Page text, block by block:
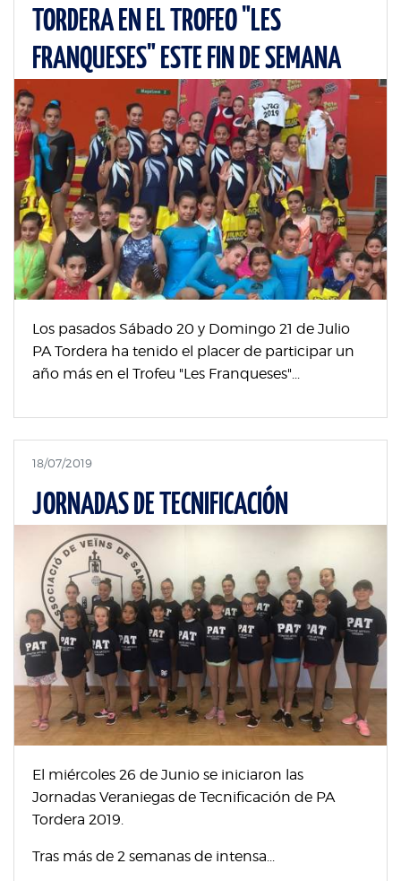
TORDERA EN EL TROFEO "LES
FRANQUESES" ESTE FIN DE SEMANA
Los pasados Sábado 20 y Domingo 21 de Julio
PA Tordera ha tenido el placer de participar un
año más en el Trofeu "Les Franqueses"...
18/07/2019
JORNADAS DE TECNIFICACIÓN
El miércoles 26 de Junio se iniciaron las
Jornadas Veraniegas de Tecnificación de PA
Tordera 2019.
Tras más de 2 semanas de intensa...